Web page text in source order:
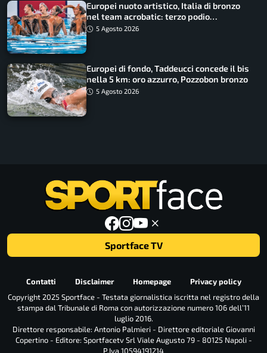
Europei nuoto artistico, Italia di bronzo
nel team acrobatic: terzo podio
consecutivo
5 Agosto 2026
Europei di fondo, Taddeucci concede il bis
nella 5 km: oro azzurro, Pozzobon bronzo
5 Agosto 2026
Sportface TV
Contatti Disclaimer Homepage
Privacy policy
Copyright 2025 Sportface - Testata giornalistica iscritta nel registro della
stampa dal Tribunale di Roma con autorizzazione numero 106 dell’11
luglio 2016.
Direttore responsabile: Antonio Palmieri - Direttore editoriale Giovanni
Copertino - Editore: Sportfacetv Srl Viale Augusto 79 - 80125 Napoli -
P.Iva 10594191214